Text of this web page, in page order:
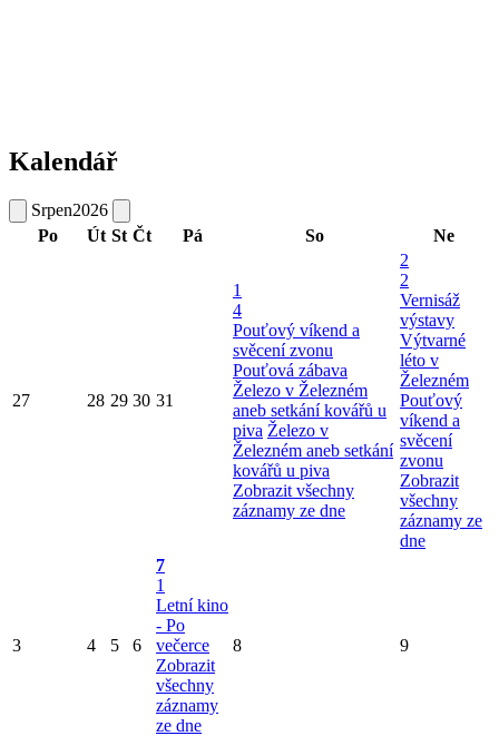
Kalendář
Srpen2026
Po
Út St Čt Pá So Ne
27 28 29 30 31
1
4
Pouťový víkend a
svěcení zvonu
Pouťová zábava
Železo v Železném
aneb setkání kovářů u
piva Železo v
Železném aneb setkání
kovářů u piva
Zobrazit všechny
záznamy ze dne
2
2
Vernisáž
výstavy
Výtvarné
léto v
Železném
Pouťový
víkend a
svěcení
zvonu
Zobrazit
všechny
záznamy ze
dne
3 4 5 6
7
1
Letní kino
- Po
večerce
Zobrazit
všechny
záznamy
ze dne
8 9